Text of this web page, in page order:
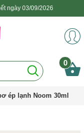
ngày 03/09/2026
0
ép lạnh Noom 30ml